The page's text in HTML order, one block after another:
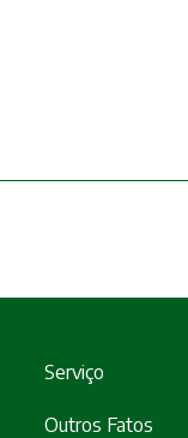
Serviço
Outros Fatos